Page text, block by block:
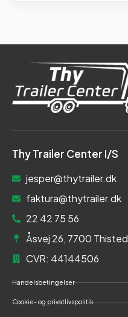
Thy Trailer Center I/S
jesper@thytrailer.dk
faktura@thytrailer.dk
22 42 75 56
Åsvej 26, 7700 Thisted
CVR: 44144506
Handelsbetingelser
Cookie- og privatlivspolitik